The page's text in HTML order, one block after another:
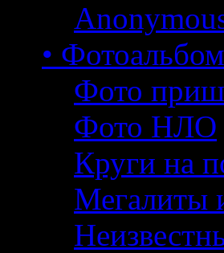
• Фотоальбом
Фото
Фото НЛО
Круги на
Мегалиты